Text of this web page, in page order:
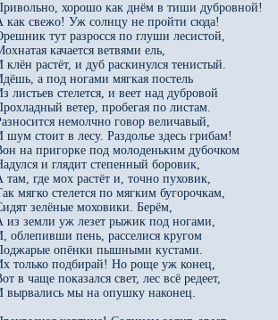
хорошо как днём в тиши дубровной!
как свежо! Уж солнцу не пройти сюда!
тут разросся по глуши лесистой,
качается ветвями ель,
клён растёт, и дуб раскинулся тенистый.
а под ногами мягкая постель
листьев стелется, и веет над дубровой
ветер, пробегая по листам.
немолчно говор величавый,
шум стоит в лесу. Раздолье здесь грибам!
на пригорке под молоденьким дубочком
и глядит степенный боровик,
там, где мох растёт и, точно пуховик,
мягко стелется по мягким бугорочкам,
зелёные моховики. Берём,
из земли уж лезет рыжик под ногами,
облепивши пень, расселися кругом
опёнки пышными кустами.
только подбирай! Но роще уж конец,
в чаще показался свет, лес всё редеет,
вырвались мы на опушку наконец.